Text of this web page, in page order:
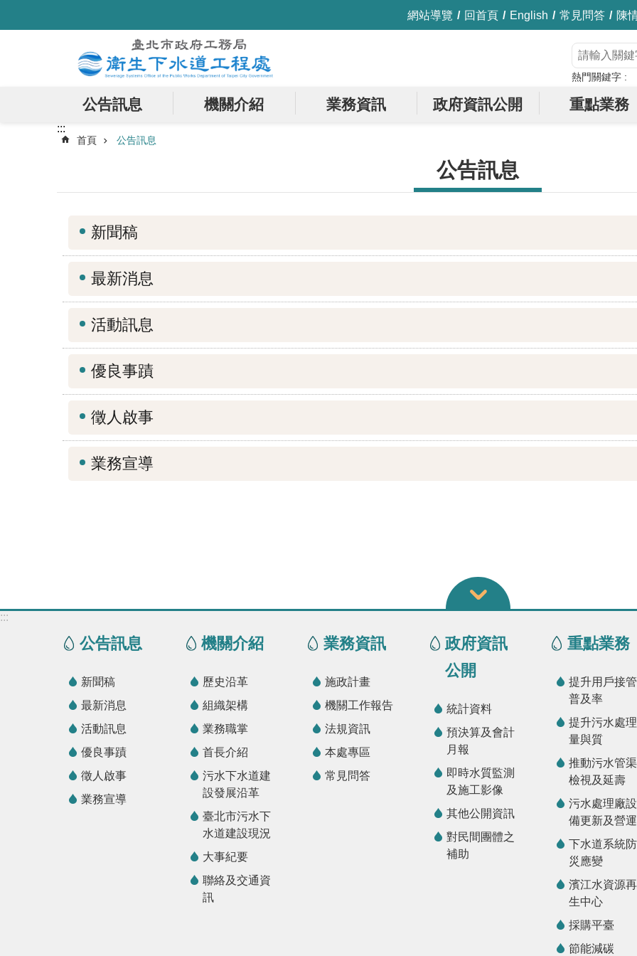
網站導覽 回首頁 English 常見問答 陳
熱門關鍵字
公告訊息 機關介紹 業務資訊 政府資訊公開 重點業務
:::
首頁 公告訊息
公告訊息
新聞稿
最新消息
活動訊息
優良事蹟
徵人啟事
業務宣導
:::
公告訊息
新聞稿
最新消息
活動訊息
優良事蹟
徵人啟事
業務宣導
機關介紹
歷史沿革
組織架構
業務職掌
首長介紹
污水下水道建
設發展沿革
臺北市污水下
水道建設現況
大事紀要
聯絡及交通資
訊
業務資訊
施政計畫
機關工作報告
法規資訊
本處專區
常見問答
政府資訊
公開
統計資料
預決算及會計
月報
即時水質監測
及施工影像
其他公開資訊
對民間團體之
補助
重點業務
提升用戶接管
普及率
提升污水處理
量與質
推動污水管渠
檢視及延壽
污水處理廠設
備更新及營運
下水道系統防
災應變
濱江水資源再
生中心
採購平臺
節能減碳